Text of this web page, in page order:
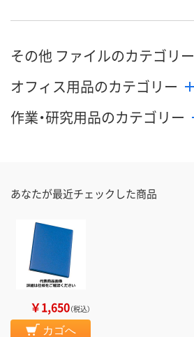
その他 ファイルのカテゴリー
オフィス用品のカテゴリー
作業・研究用品のカテゴリー
あなたが最近チェックした商品
￥1,650（税込）
カゴへ